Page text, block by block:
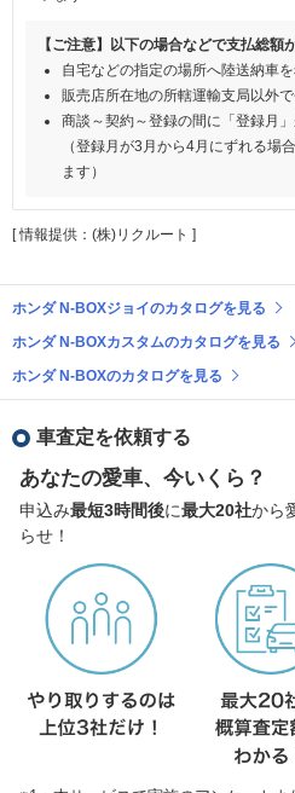
【ご注意】以下の場合などで支払総額
自宅などの指定の場所へ陸送納車
販売店所在地の所轄運輸支局以外
商談～契約～登録の間に「登録月
（登録月が3月から4月にずれる場
ます）
[ 情報提供：(株)リクルート ]
ホンダ N-BOXジョイのカタログを見る
ホンダ N-BOXカスタムのカタログを見る
ホンダ N-BOXのカタログを見る
車査定を依頼する
あなたの愛車、今いくら？
申込み最短3時間後に最大20社から
らせ！